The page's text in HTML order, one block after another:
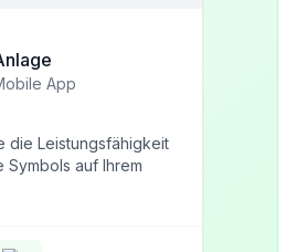
App
die Leistungsfähigkeit
Symbols auf Ihrem